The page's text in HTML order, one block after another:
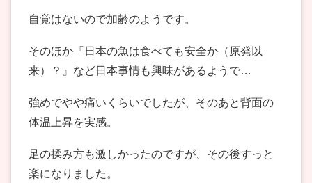
自覚はないので加齢のようです。
そのほか『日本の魚は食べても安全か（原発以
来）？』など日本事情も興味があるようで…
強めでやや痛いくらいでしたが、そのあと背面の
体温上昇を実感。
足の揉み方も激しかったのですが、その後すっと
楽になりました。